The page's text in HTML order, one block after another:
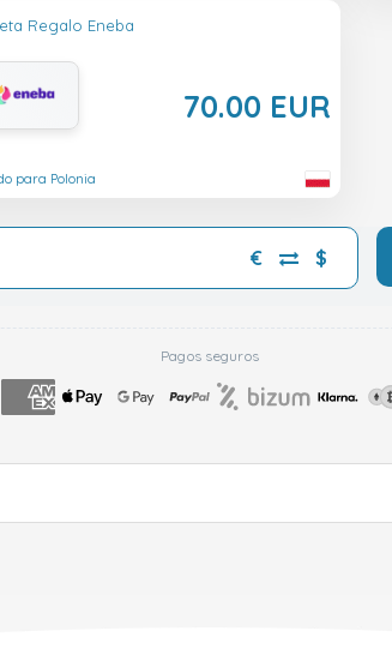
Regalo Eneba
70.00 EUR
para Polonia
€ $
Pagos seguros